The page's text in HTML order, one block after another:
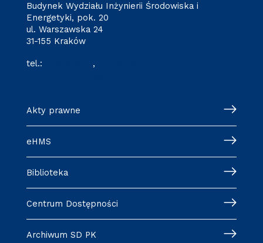
Budynek Wydziału Inżynierii Środowiska i
Energetyki, pok. 20
ul. Warszawska 24
31-155 Kraków
tel.: ,
Akty prawne
eHMS
Biblioteka
Centrum Dostępności
Archiwum SD PK